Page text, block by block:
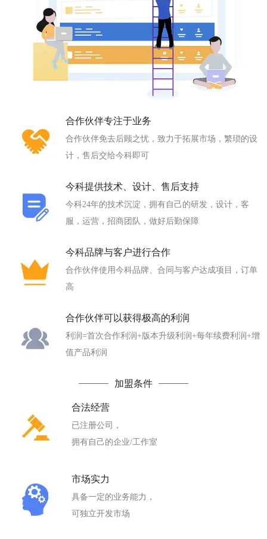
合作伙伴专注于业务
合作伙伴免去后顾之忧，致力于拓展市场，繁琐的设
计，售后交给今科即可
今科提供技术、设计、售后支持
今科24年的技术沉淀，拥有自己的研发，设计，客
服，运营，招商团队，做好后勤保障
今科品牌与客户进行合作
合作伙伴使用今科品牌、合同与客户达成项目，订单
高
合作伙伴可以获得极高的利润
利润=首次合作利润+版本升级利润+每年续费利润+增
值产品利润
加盟条件
合法经营
已注册公司，
拥有自己的企业/工作室
市场实力
具备一定的业务能力，
可独立开发市场